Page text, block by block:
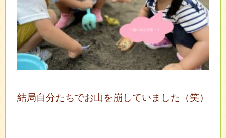
結局自分たちでお山を崩していました（笑）